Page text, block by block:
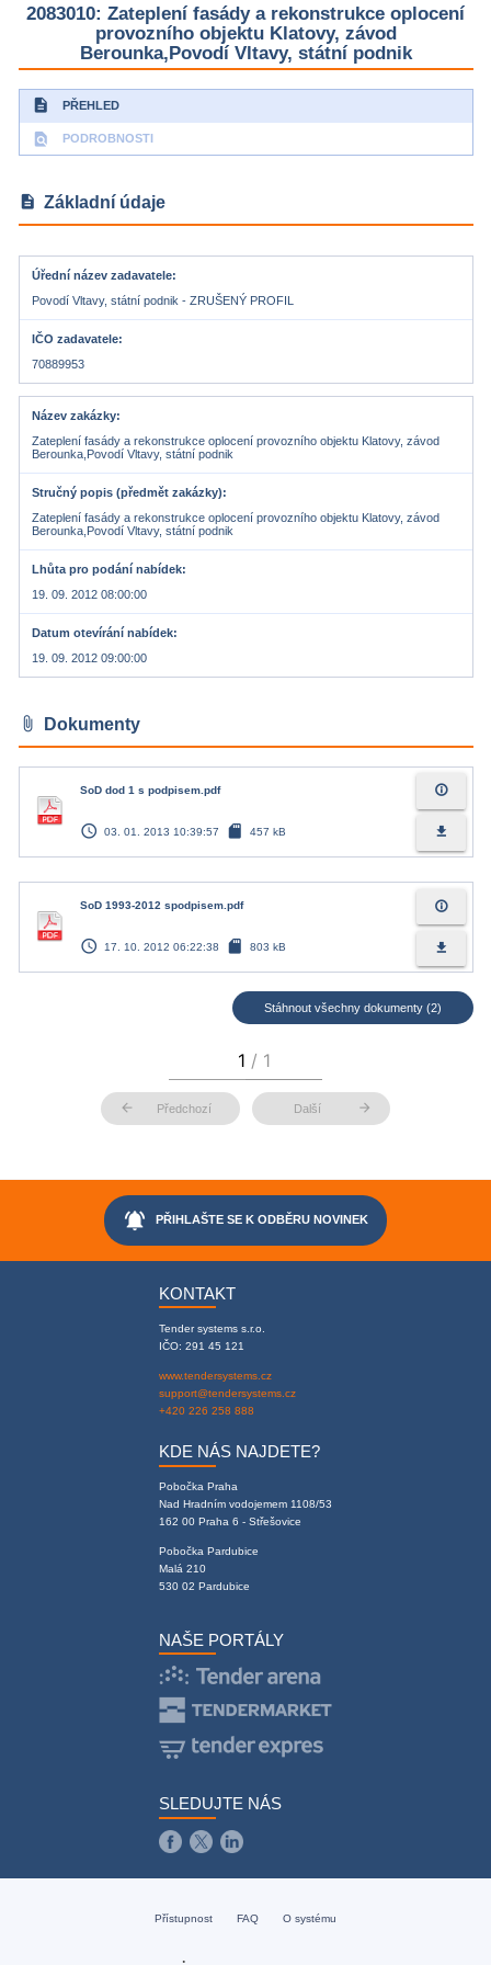
2083010: Zateplení fasády a rekonstrukce oplocení
provozního objektu Klatovy, závod
Berounka,Povodí Vltavy, státní podnik
description PŘEHLED
find_in_page PODROBNOSTI
description Základní údaje
Úřední název zadavatele
Povodí Vltavy, státní podnik - ZRUŠENÝ PROFIL
IČO zadavatele
70889953
Název zakázky
Zateplení fasády a rekonstrukce oplocení provozního objektu Klatovy, závod
Berounka,Povodí Vltavy, státní podnik
Stručný popis (předmět zakázky)
Zateplení fasády a rekonstrukce oplocení provozního objektu Klatovy, závod
Berounka,Povodí Vltavy, státní podnik
Lhůta pro podání nabídek
19. 09. 2012 08:00:00
Datum otevírání nabídek
19. 09. 2012 09:00:00
attach_file Dokumenty
SoD dod 1 s podpisem.pdf
access_time 03. 01. 2013 10:39:57 sd_card 457 kB
info_outline
file_download
SoD 1993-2012 spodpisem.pdf
access_time 17. 10. 2012 06:22:38 sd_card 803 kB
info_outline
file_download
Stáhnout všechny dokumenty (2)
arrow_back Předchozí Další arrow_forward
notifications_active PŘIHLAŠTE SE K ODBĚRU NOVINEK
KONTAKT
Tender systems s.r.o.
IČO: 291 45 121
www.tendersystems.cz
support@tendersystems.cz
+420 226 258 888
KDE NÁS NAJDETE?
Pobočka Praha
Nad Hradním vodojemem 1108/53
162 00 Praha 6 - Střešovice
Pobočka Pardubice
Malá 210
530 02 Pardubice
NAŠE PORTÁLY
SLEDUJTE NÁS
Přístupnost FAQ O systému